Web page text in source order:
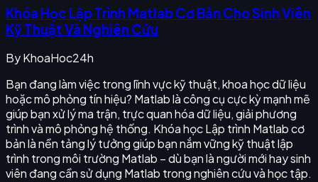
Khóa Học Lập Trình Matlab Cơ Bản Cho Sinh Viên
Kỹ Thuật Và Nghiên Cứu
ByKhoaHoc24h
Bạn đang làm việc trong lĩnh vực kỹ thuật, khoa học dữ liệu
hoặc mô phỏng tín hiệu? Matlab là công cụ cực kỳ mạnh mẽ
giúp bạn xử lý ma trận, trực quan hóa dữ liệu, giải phương
trình và mô phỏng hệ thống. Khóa học Lập trình Matlab cơ
bản là nền tảng lý tưởng giúp bạn nắm vững kỹ thuật lập
trình trong môi trường Matlab – dù bạn là người mới hay sinh
viên đang cần sử dụng Matlab trong nghiên cứu và học tập.